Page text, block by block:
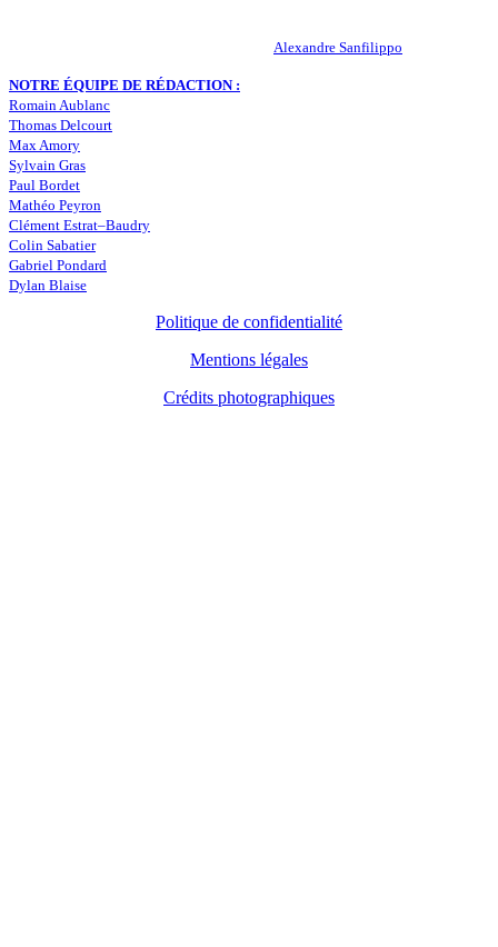
Alexandre Sanfilippo
NOTRE ÉQUIPE DE RÉDACTION :
Romain Aublanc
Thomas Delcourt
Max Amory
Sylvain Gras
Paul Bordet
Mathéo Peyron
Clément Estrat–Baudry
Colin Sabatier
Gabriel Pondard
Dylan Blaise
Politique de confidentialité
Mentions légales
Crédits photographiques